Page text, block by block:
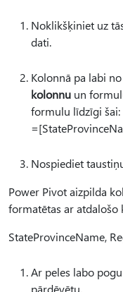
Noklikšķiniet uz
dati.
Kolonnā pa labi
kolonnu un
formulu līdzīgi šai:
Nospiediet
Power Pivot aizpilda
formatētas ar atdalošo
StateProvinceName,
Ar peles labo
pārdēvētu.